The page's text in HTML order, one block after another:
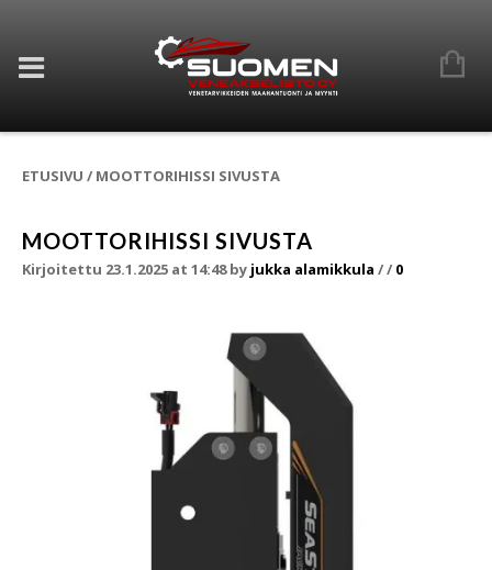
ETUSIVU / MOOTTORIHISSI SIVUSTA
MOOTTORIHISSI SIVUSTA
Kirjoitettu 23.1.2025 at 14:48by jukka alamikkula // 0